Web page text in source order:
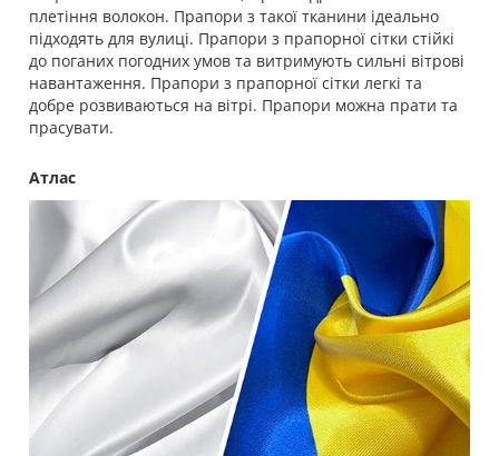
плетіння волокон. Прапори з такої тканини ідеально
підходять для вулиці. Прапори з прапорної сітки стійкі
до поганих погодних умов та витримують сильні вітрові
навантаження. Прапори з прапорної сітки легкі та
добре розвиваються на вітрі. Прапори можна прати та
прасувати.
Атлас